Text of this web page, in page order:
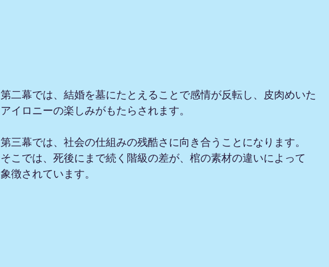
第二幕では、結婚を墓にたとえることで感情が反転し、皮肉めいた
アイロニーの楽しみがもたらされます。
第三幕では、社会の仕組みの残酷さに向き合うことになります。
そこでは、死後にまで続く階級の差が、棺の素材の違いによって
象徴されています。